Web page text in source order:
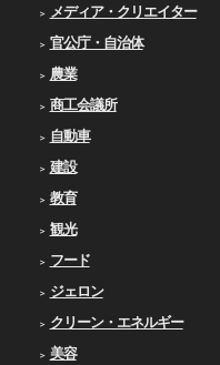
メディア・クリエイター
官公庁・自治体
農業
商工会議所
自動車
建設
教育
観光
フード
ジェロン
クリーン・エネルギー
美容